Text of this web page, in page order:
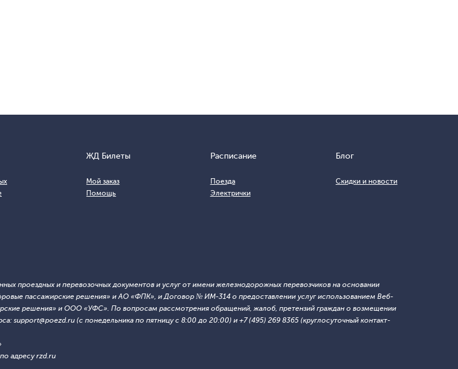
ЖД Билеты
Мой заказ
Помощь
Расписание
Поезда
Электрички
Блог
Скидки и новости
проездных и перевозочных документов и услуг от имени железнодорожных перевозчиков на основании
пассажирские решения» и АО «ФПК», и Договор № ИМ-314 о предоставлении услуг использованием Веб-
решения» и ООО «УФС». По вопросам рассмотрения обращений, жалоб, претензий граждан о возмещении
support@poezd.ru (с понедельника по пятницу с 8:00 до 20:00) и +7 (495) 269 8365 (круглосуточный контакт-
адресу rzd.ru